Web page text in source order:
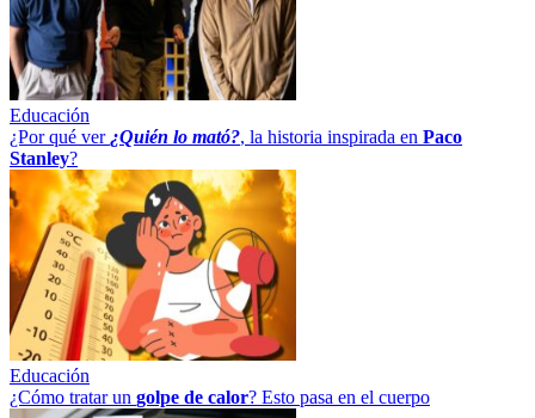
Educación
¿Por qué ver ¿Quién lo mató?, la historia inspirada en Paco
Stanley?
Educación
¿Cómo tratar un golpe de calor? Esto pasa en el cuerpo